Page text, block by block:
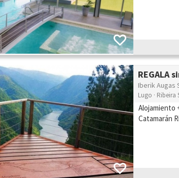
REGALA
Iberik Augas
Lugo · Ribeira
Alojamiento
Catamarán